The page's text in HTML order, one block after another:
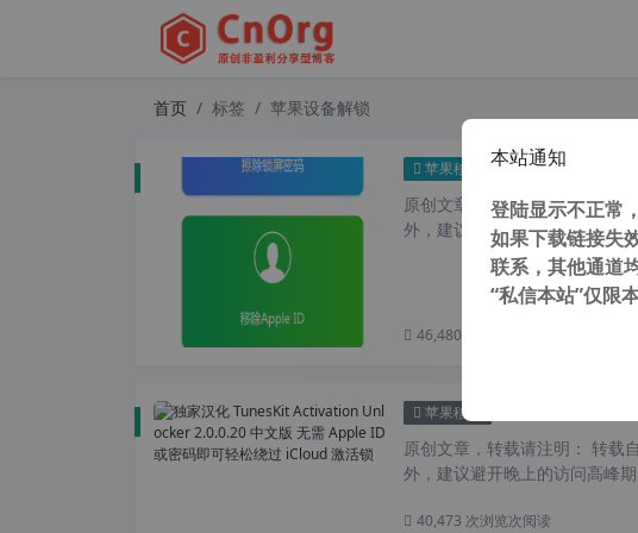
首页 标签 苹果设备解锁
苹果移动 Aiseesoft iPhone
原创文章，转载请注明： 转载
外，建议避开晚上的访问高...
46,480 次浏览
苹果移动
原创文章，转载请注明： 转
外，建议避开晚上的访问高峰
40,473 次浏览次阅读
本站通知
登陆显示不正常
如果下载链接失
联系，其他通道
“私信本站”仅限